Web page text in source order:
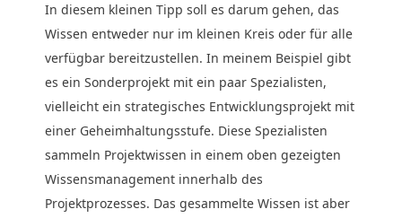
In diesem kleinen Tipp soll es darum gehen, das
Wissen entweder nur im kleinen Kreis oder für alle
verfügbar bereitzustellen. In meinem Beispiel gibt
es ein Sonderprojekt mit ein paar Spezialisten,
vielleicht ein strategisches Entwicklungsprojekt mit
einer Geheimhaltungsstufe. Diese Spezialisten
sammeln Projektwissen in einem oben gezeigten
Wissensmanagement innerhalb des
Projektprozesses. Das gesammelte Wissen ist aber